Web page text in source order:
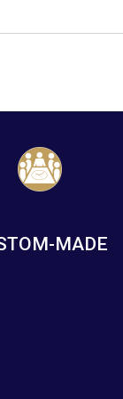
MADE